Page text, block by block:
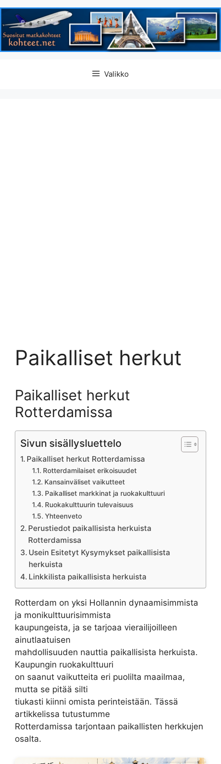
Valikko
Paikalliset herkut
Paikalliset herkut
Rotterdamissa
Sivun sisällysluettelo
Paikalliset herkut Rotterdamissa
Rotterdamilaiset erikoisuudet
Kansainväliset vaikutteet
Paikalliset markkinat ja ruokakulttuuri
Ruokakulttuurin tulevaisuus
Yhteenveto
Perustiedot paikallisista herkuista
Rotterdamissa
Usein Esitetyt Kysymykset paikallisista
herkuista
Linkkilista paikallisista herkuista
Rotterdam on yksi Hollannin dynaamisimmista
ja monikulttuurisimmista
kaupungeista, ja se tarjoaa vierailijoilleen
ainutlaatuisen
mahdollisuuden nauttia paikallisista herkuista.
Kaupungin ruokakulttuuri
on saanut vaikutteita eri puolilta maailmaa,
mutta se pitää silti
tiukasti kiinni omista perinteistään. Tässä
artikkelissa tutustumme
Rotterdamissa tarjontaan paikallisten herkkujen
osalta.